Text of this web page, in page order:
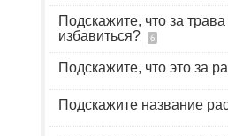
Подскажите, что за
избавиться?
6
Подскажите, что это за
Подскажите название